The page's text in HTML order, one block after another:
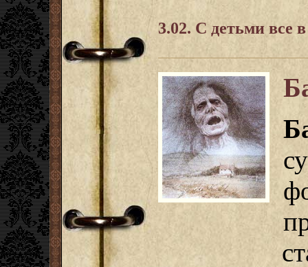
3.02. С детьми все
Б